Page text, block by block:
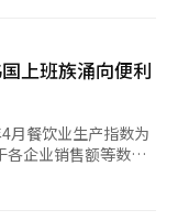
举办。本届展会将汇
内人士到场。科丝
NBT与COSMAX
“外用护肤”于一体
，COSMAX NBT开
饮料粉剂，即便加
的便利性与可服用
上班族涌向便利
月餐饮业生产指数为
各企业销售额等数据
平。 数据表